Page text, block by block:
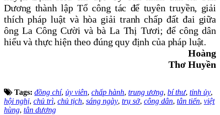
Dương thành lập Tổ công tác để tuyên truyền, giải
thích pháp luật và hòa giải tranh chấp đất đai giữa
ông La Công Cười và bà La Thị Tươi; để công dân
hiểu và thực hiện theo đúng quy định của pháp luật.
Hoàng
Thơ Huyền
Tags: đồng chí, ủy viên, chấp hành, trung ương, bí thư, tỉnh ủy,
hội nghị, chủ trì, chủ tịch, sáng ngày, trụ sở, công dân, tân tiến, việt
hùng, tân dương